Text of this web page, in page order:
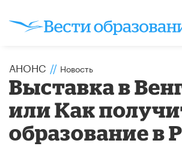
АНОНС // Новость
Выставка в
или Как
образование в